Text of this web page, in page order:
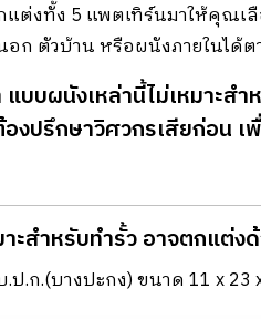
แต่งทั้ง 5 แพตเทิร์นมาให้คุณ
ก ตัวบ้าน หรือผนังภายในได้ต
บบผนังเหล่านี้ไม่เหมาะสํ
องปรึกษาวิศวกรเสียก่อน
ะสําหรับทํารั้ว อาจตกแต่ง
.ก.(บางปะกง) ขนาด 11 x 23